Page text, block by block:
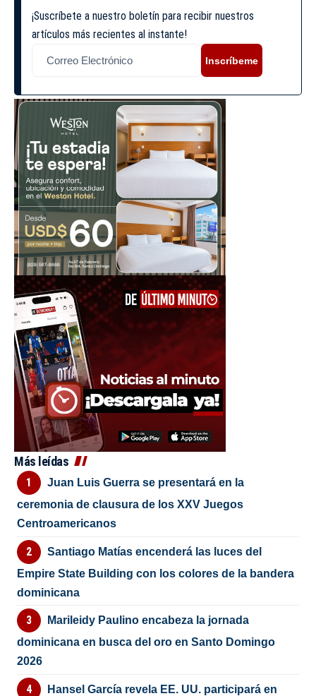
¡Suscríbete a nuestro boletín para recibir nuestros
artículos más recientes al instante!
Inscríbeme
Más leídas
Juan Luis Guerra se presentará en la
ceremonia de clausura de los XXV Juegos
Centroamericanos
Santiago Matías encenderá las luces del
Empire State Building con los colores de la bandera
dominicana
Marileidy Paulino encabeza la jornada
dominicana en busca del oro en Santo Domingo
2026
Hansel García revela EE. UU. participará en